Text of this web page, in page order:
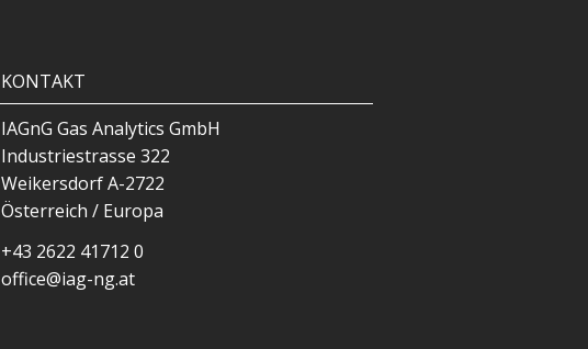
KONTAKT
IAGnG Gas Analytics GmbH
Industriestrasse 322
Weikersdorf A-2722
Österreich / Europa
+43 2622 41712 0
office@iag-ng.at